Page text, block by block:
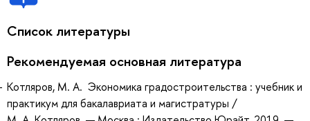
Список литературы
Рекомендуемая основная литература
Котляров, М. А. Экономика градостроительства : учебник и
практикум для бакалавриата и магистратуры /